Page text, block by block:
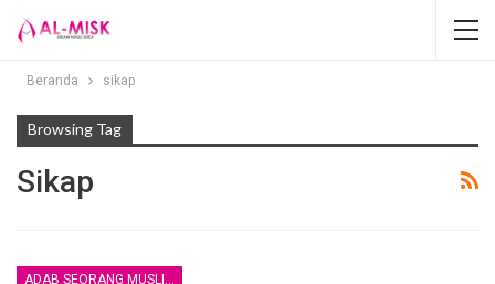
Beranda sikap
Browsing Tag
Sikap